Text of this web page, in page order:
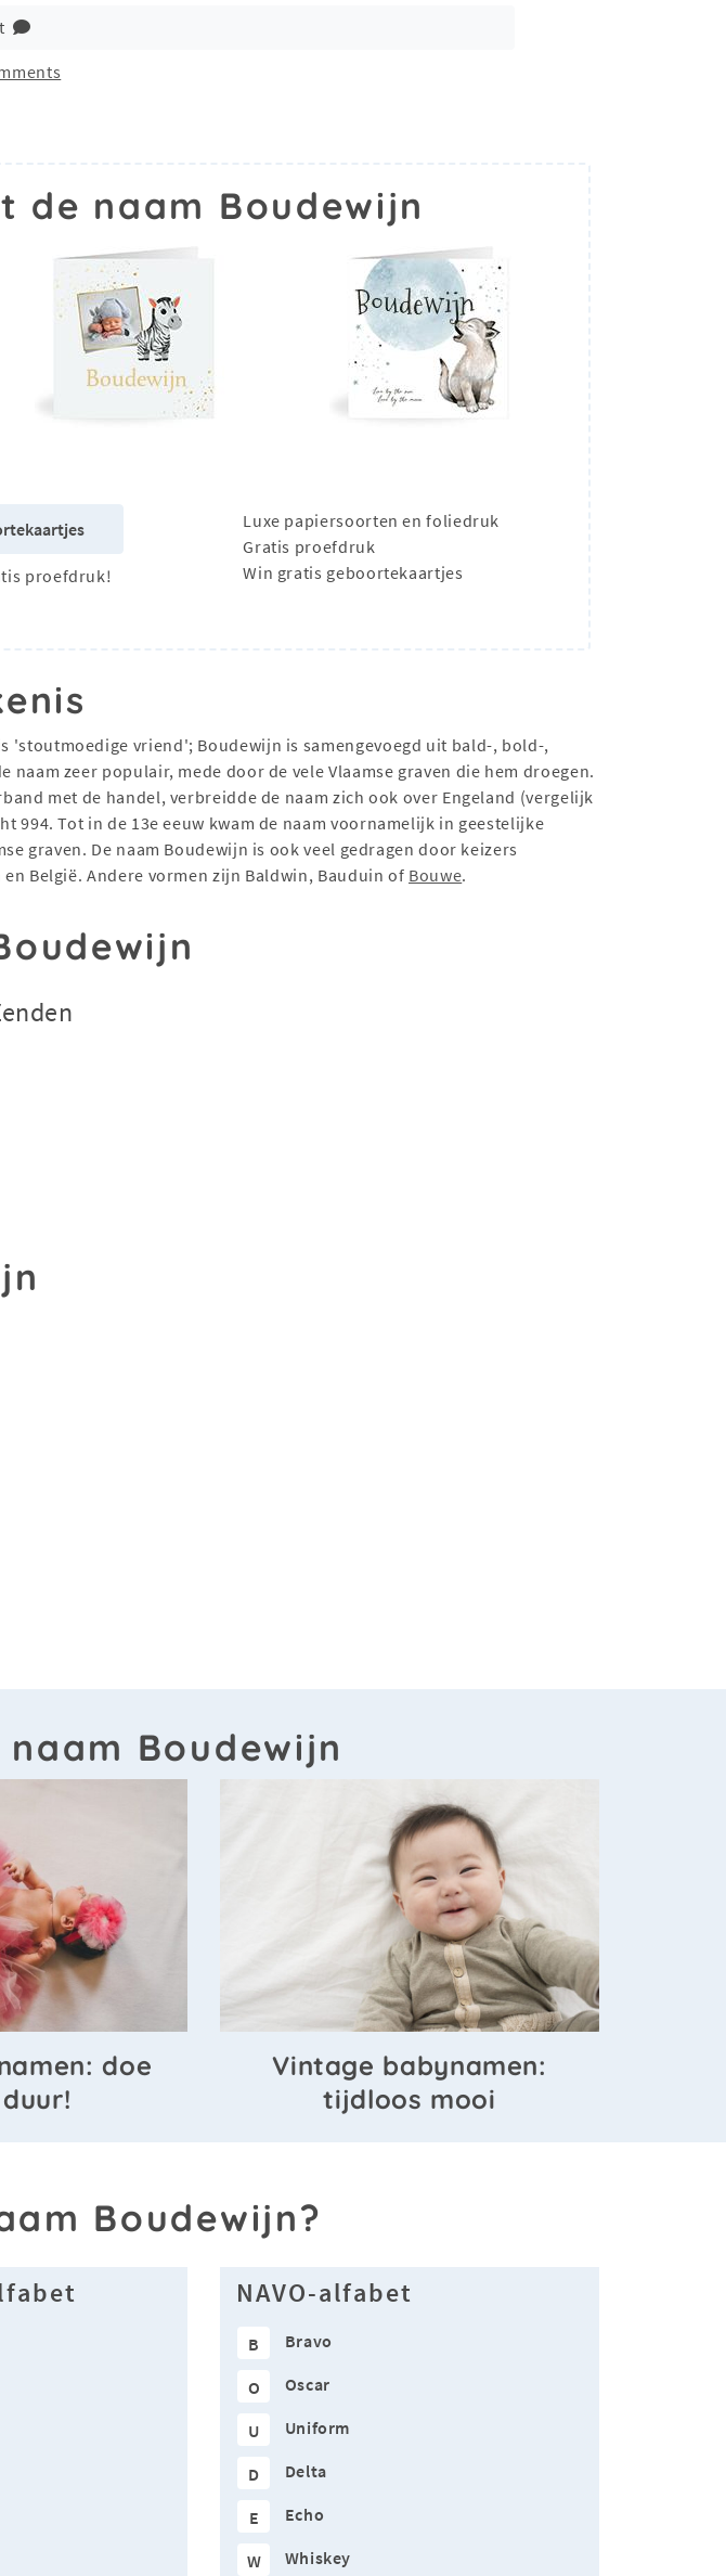
de naam Boudewijn
proefdruk!
Luxe papiersoorten en foliedruk
Gratis proefdruk
Win gratis geboortekaartjes
'stoutmoedige vriend'; Boudewijn is samengevoegd uit bald-, bold-,
zeer populair, mede door de vele Vlaamse graven die hem droegen.
met de handel, verbreidde de naam zich ook over Engeland (vergelijk
994. Tot in de 13e eeuw kwam de naam voornamelijk in geestelijke
graven. De naam Boudewijn is ook veel gedragen door keizers
België. Andere vormen zijn Baldwin, Bauduin of Bouwe.
Boudewijn
doe
Vintage babynamen:
tijdloos mooi
Boudewijn?
NAVO-alfabet
B Bravo
O Oscar
U Uniform
D Delta
E Echo
W Whiskey